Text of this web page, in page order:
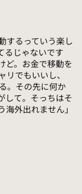
するっていう楽し
るじゃないです
ど。お金で移動を
でもいいし、
。その先に何か
して。そっちはそ
外出れません」